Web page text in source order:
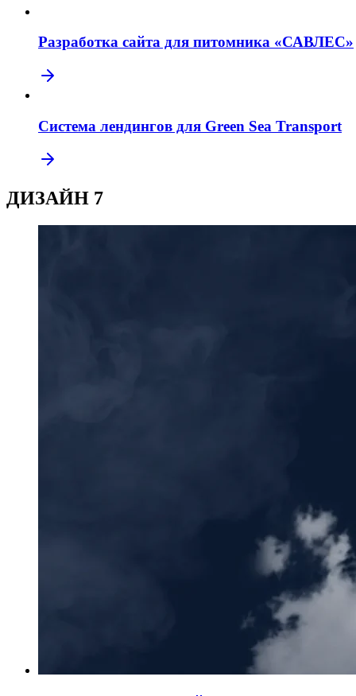
Разработка сайта для питомника «САВЛЕС»
Система лендингов для Green Sea Transport
ДИЗАЙН 7